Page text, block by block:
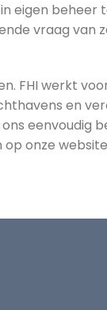
eigen
vraag van
FHI werkt
en
eenvoudig
onze